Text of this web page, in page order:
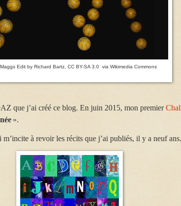
Edit by Richard Bartz, CC BY-SA 3.0 via Wikimedia Commons
que j’ai créé ce blog. En juin 2015, mon premier
».
à revoir les récits que j’ai publiés, il y a neuf ans.